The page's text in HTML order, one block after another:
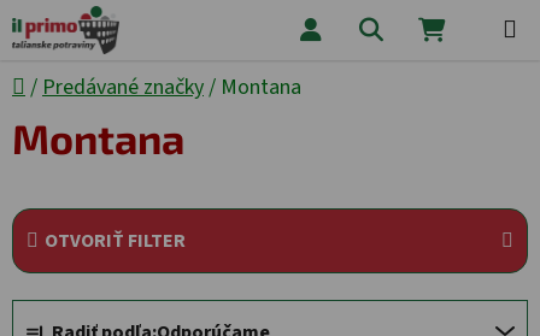
Prejsť na obsah Hľadať
Domov
/ Predávané značky/ Montana
Montana
OTVORIŤ FILTER
Radenie produktov